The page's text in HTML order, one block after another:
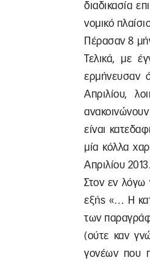
διαδικασία
νομικό
Πέρασαν 8
Τελικά, με
ερμήνευσαν
Απριλίου,
είναι
μία κόλλα
Απριλίου
Στον εν λόγω
εξής «… Η
των
(ούτε καν
γονέων που